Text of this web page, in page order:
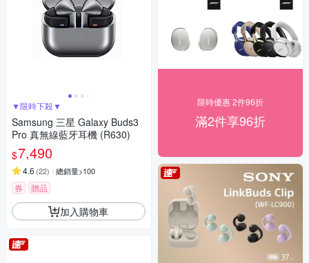
▼限時下殺▼
Samsung 三星 Galaxy Buds3
Pro 真無線藍牙耳機 (R630)
$7,490
4.6 (22) 總銷量>100
券 贈品
加入購物車
限時優惠 2件96折
滿2件享96折